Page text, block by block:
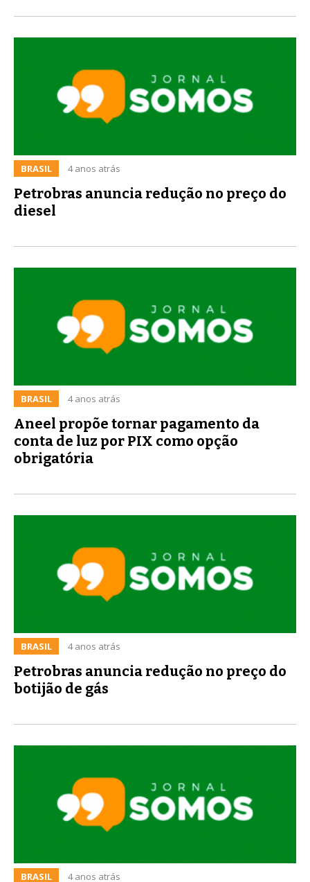
BRASIL 4 anos atrás
Petrobras anuncia redução no preço do
diesel
BRASIL 4 anos atrás
Aneel propõe tornar pagamento da
conta de luz por PIX como opção
obrigatória
BRASIL 4 anos atrás
Petrobras anuncia redução no preço do
botijão de gás
BRASIL 4 anos atrás